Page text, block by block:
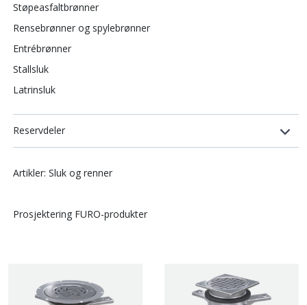
Støpeasfaltbrønner
Rensebrønner og spylebrønner
Entrébrønner
Stallsluk
Latrinsluk
Reservdeler
Artikler: Sluk og renner
Prosjektering FURO-produkter